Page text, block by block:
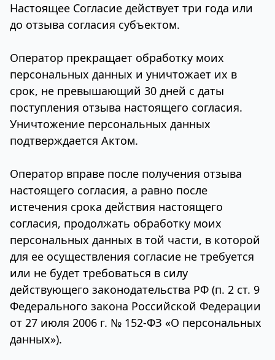
Настоящее Согласие действует три года или
до отзыва согласия субъектом.
Оператор прекращает обработку моих
персональных данных и уничтожает их в
срок, не превышающий 30 дней с даты
поступления отзыва настоящего согласия.
Уничтожение персональных данных
подтверждается Актом.
Оператор вправе после получения отзыва
настоящего согласия, а равно после
истечения срока действия настоящего
согласия, продолжать обработку моих
персональных данных в той части, в которой
для ее осуществления согласие не требуется
или не будет требоваться в силу
действующего законодательства РФ (п. 2 ст. 9
Федерального закона Российской Федерации
от 27 июля 2006 г. № 152-ФЗ «О персональных
данных»).